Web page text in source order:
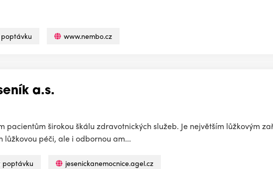
www.nembo.cz
a.s.
pacientům širokou škálu zdravotnických služeb. Je největším lůžkovým
péči, ale i odbornou am...
poptávku jesenickanemocnice.agel.cz